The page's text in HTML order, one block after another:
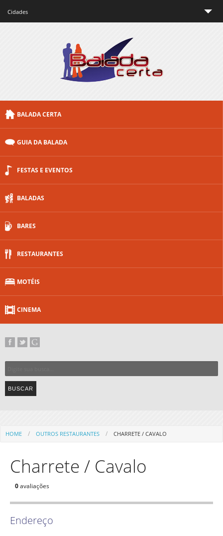
Cidades
Curitiba
Porto Alegre
Floripa
BALADA CERTA
GUIA DA BALADA
FESTAS E EVENTOS
BALADAS
BARES
RESTAURANTES
MOTÉIS
CINEMA
HOME OUTROS RESTAURANTES CHARRETE / CAVALO
Charrete / Cavalo
0avaliações
Endereço